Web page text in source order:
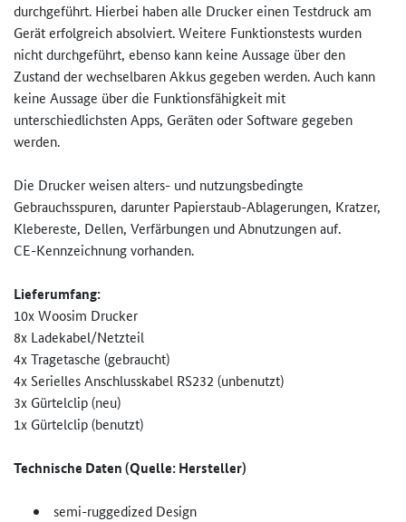
durchgeführt. Hierbei haben alle Drucker einen Testdruck am
Gerät erfolgreich absolviert. Weitere Funktionstests wurden
nicht durchgeführt, ebenso kann keine Aussage über den
Zustand der wechselbaren Akkus gegeben werden. Auch kann
keine Aussage über die Funktionsfähigkeit mit
unterschiedlichsten Apps, Geräten oder Software gegeben
werden.
Die Drucker weisen alters- und nutzungsbedingte
Gebrauchsspuren, darunter Papierstaub-Ablagerungen, Kratzer,
Klebereste, Dellen, Verfärbungen und Abnutzungen auf.
CE-Kennzeichnung vorhanden.
Lieferumfang:
10x Woosim Drucker
8x Ladekabel/Netzteil
4x Tragetasche (gebraucht)
4x Serielles Anschlusskabel RS232 (unbenutzt)
3x Gürtelclip (neu)
1x Gürtelclip (benutzt)
Technische Daten (Quelle: Hersteller)
semi-ruggedized Design